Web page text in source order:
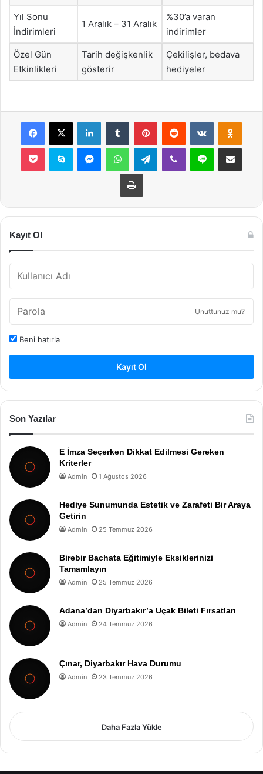
Yıl Sonu
İndirimleri
1 Aralık – 31 Aralık
%30’a varan
indirimler
Özel Gün
Etkinlikleri
Tarih değişkenlik
gösterir
Çekilişler, bedava
hediyeler
Facebook
X LinkedInTumblr PinterestReddit VKontakte
Pocket Skype MessengerWhatsAppTelegramViber Line E-Posta ile
Yazdır
Kayıt Ol
Unuttunuz mu?
Beni hatırla
Kayıt Ol
Son Yazılar
E İmza Seçerken Dikkat Edilmesi Gereken
Kriterler
Admin 1 Ağustos 2026
Hediye Sunumunda Estetik ve Zarafeti Bir Araya
Getirin
Admin 25 Temmuz 2026
Birebir Bachata Eğitimiyle Eksiklerinizi
Tamamlayın
Admin 25 Temmuz 2026
Adana’dan Diyarbakır’a Uçak Bileti Fırsatları
Admin 24 Temmuz 2026
Çınar, Diyarbakır Hava Durumu
Admin 23 Temmuz 2026
Daha Fazla Yükle